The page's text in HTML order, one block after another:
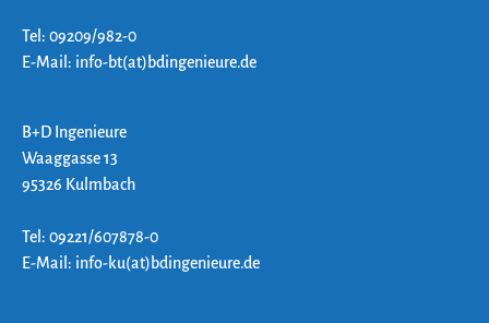
Tel: 09209/982-0
E-Mail: info-bt(at)bdingenieure.de
B+D Ingenieure
Waaggasse 13
95326 Kulmbach
Tel: 09221/607878-0
E-Mail: info-ku(at)bdingenieure.de